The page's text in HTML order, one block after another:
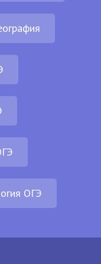
ОГЭ